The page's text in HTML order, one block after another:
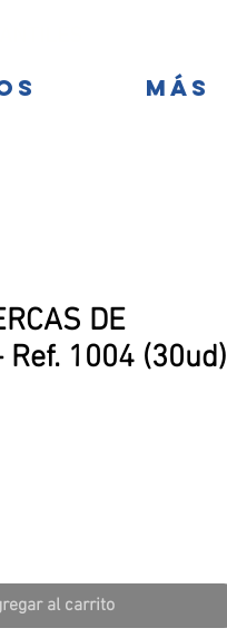
MÁS
DE
Ref. 1004 (30ud)
al carrito